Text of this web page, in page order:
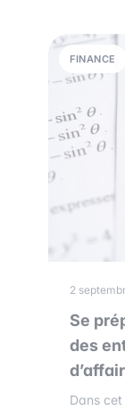
FINANCE
2
Se
des
Dans